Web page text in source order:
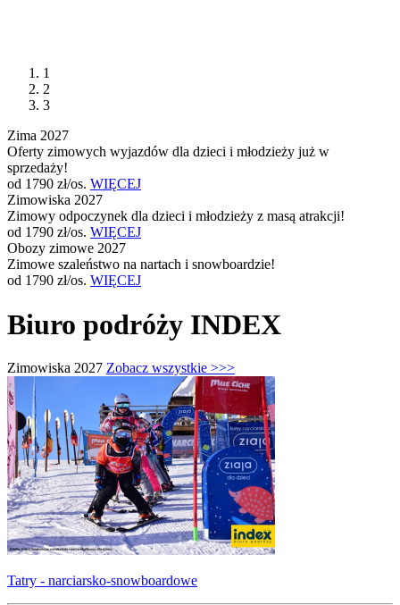
1
2
3
Zima 2027
Oferty zimowych wyjazdów dla dzieci i młodzieży już w
sprzedaży!
od 1790 zł/os. WIĘCEJ
Zimowiska 2027
Zimowy odpoczynek dla dzieci i młodzieży z masą atrakcji!
od 1790 zł/os. WIĘCEJ
Obozy zimowe 2027
Zimowe szaleństwo na nartach i snowboardzie!
od 1790 zł/os. WIĘCEJ
Biuro podróży INDEX
Zimowiska 2027 Zobacz wszystkie >>>
Tatry - narciarsko-snowboardowe